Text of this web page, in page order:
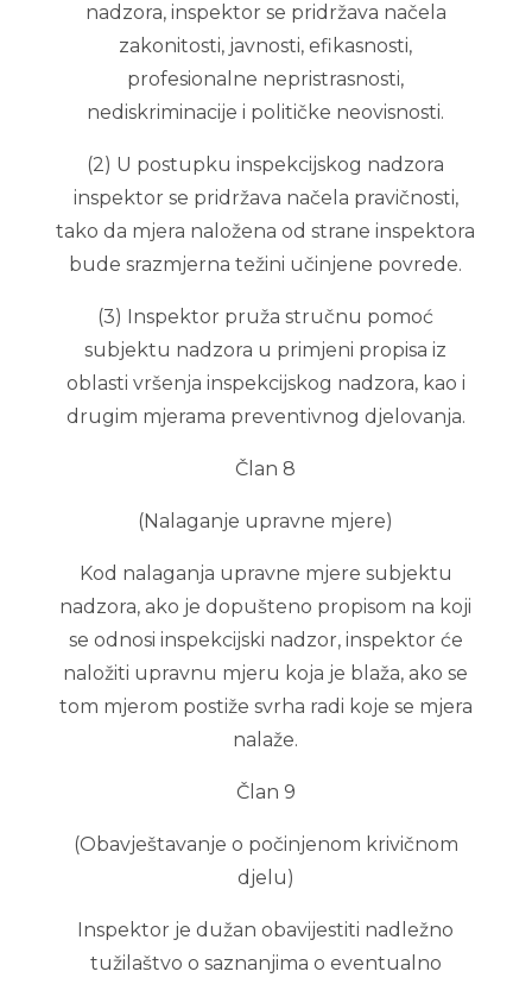
nadzora, inspektor se pridržava načela
zakonitosti, javnosti, efikasnosti,
profesionalne nepristrasnosti,
nediskriminacije i političke neovisnosti.
(2) U postupku inspekcijskog nadzora
inspektor se pridržava načela pravičnosti,
tako da mjera naložena od strane inspektora
bude srazmjerna težini učinjene povrede.
(3) Inspektor pruža stručnu pomoć
subjektu nadzora u primjeni propisa iz
oblasti vršenja inspekcijskog nadzora, kao i
drugim mjerama preventivnog djelovanja.
Član 8
(Nalaganje upravne mjere)
Kod nalaganja upravne mjere subjektu
nadzora, ako je dopušteno propisom na koji
se odnosi inspekcijski nadzor, inspektor će
naložiti upravnu mjeru koja je blaža, ako se
tom mjerom postiže svrha radi koje se mjera
nalaže.
Član 9
(Obavještavanje o počinjenom krivičnom
djelu)
Inspektor je dužan obavijestiti nadležno
tužilaštvo o saznanjima o eventualno